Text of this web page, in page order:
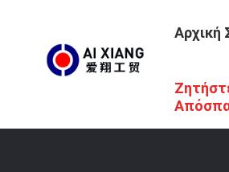
Αρχική
Προϊόντα /
Αερίου Υπό Πίεση ≤8,0 MPa Και